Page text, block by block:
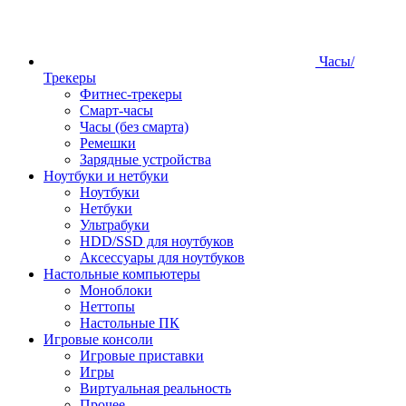
Часы/
Трекеры
Фитнес-трекеры
Смарт-часы
Часы (без смарта)
Ремешки
Зарядные устройства
Ноутбуки и нетбуки
Ноутбуки
Нетбуки
Ультрабуки
HDD/SSD для ноутбуков
Аксессуары для ноутбуков
Настольные компьютеры
Моноблоки
Неттопы
Настольные ПК
Игровые консоли
Игровые приставки
Игры
Виртуальная реальность